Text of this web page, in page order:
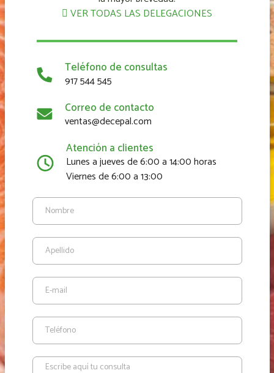
VER TODAS LAS DELEGACIONES
Teléfono de consultas
917 544 545
Correo de contacto
ventas@decepal.com
Atención a clientes
Lunes a jueves de 6:00 a 14:00 horas
Viernes de 6:00 a 13:00